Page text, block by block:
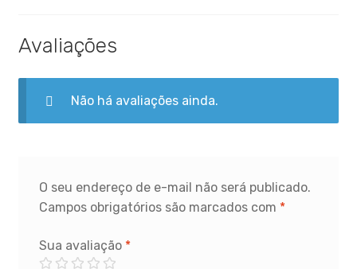
Avaliações
Não há avaliações ainda.
O seu endereço de e-mail não será publicado.
Campos obrigatórios são marcados com *
Sua avaliação *